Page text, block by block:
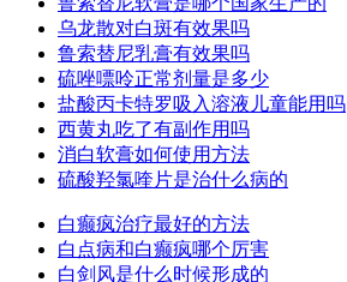
乌龙散对白斑有效果吗
鲁索替尼乳膏有效果吗
硫唑嘌呤正常剂量是多少
盐酸丙卡特罗吸入溶液儿童能用吗
西黄丸吃了有副作用吗
消白软膏如何使用方法
硫酸羟氯喹片是治什么病的
白癫疯治疗最好的方法
白点病和白癫疯哪个厉害
白剑风是什么时候形成的